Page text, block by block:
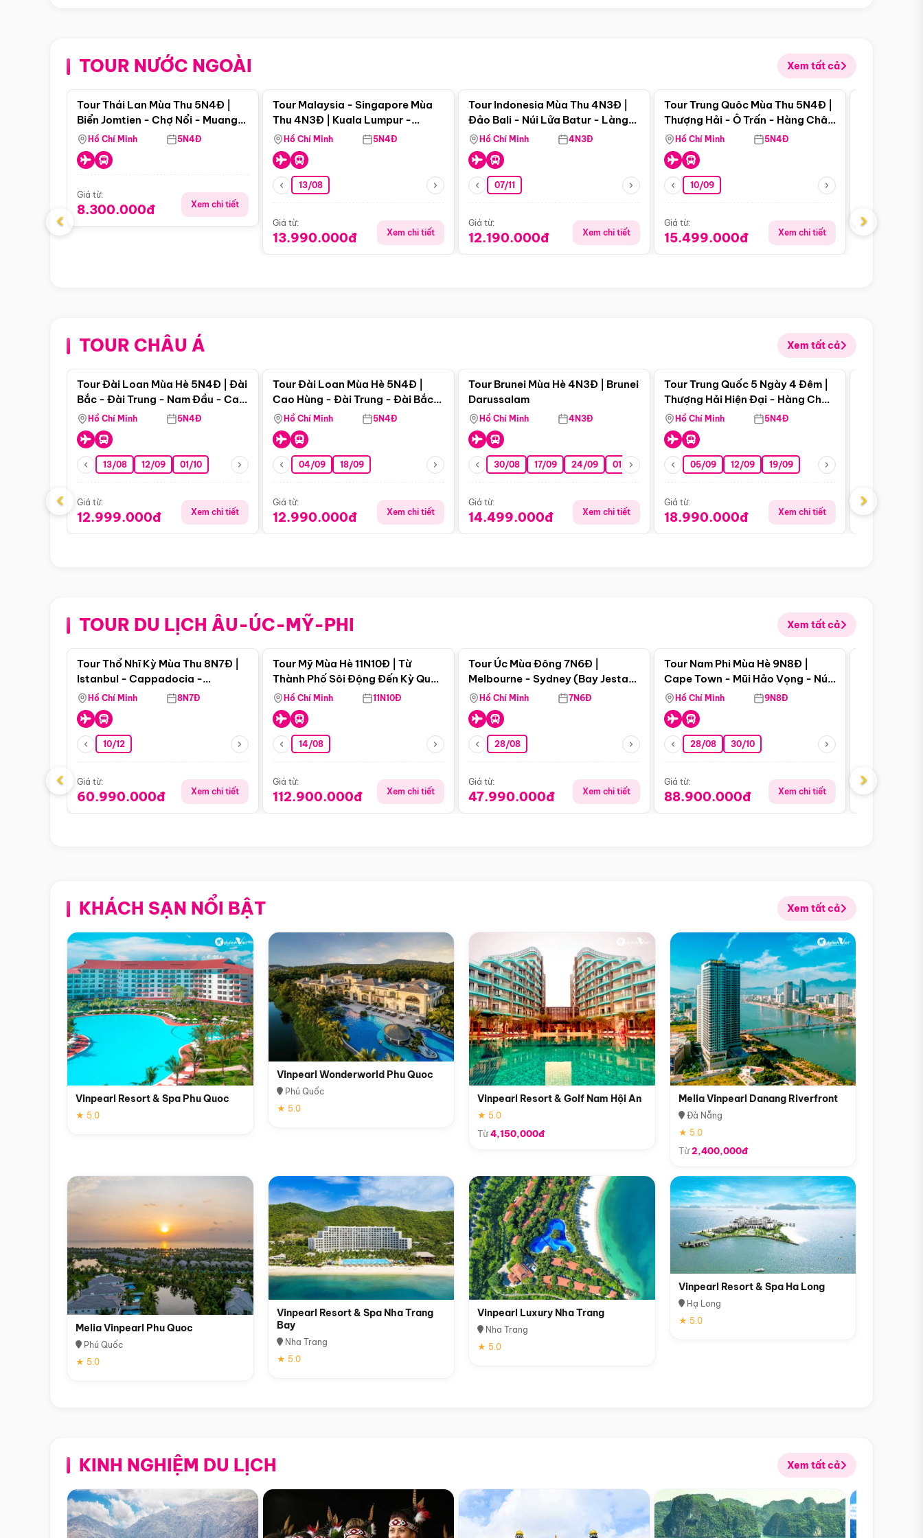
TOUR NƯỚC NGOÀI Xem tất cả
Điểm nổi bật
Tour Thái Lan Mùa Thu 5N4Đ |
Biển Jomtien - Chợ Nổi - Muang
Boran - Suanthai (Bay Vietnam
Airlines)
Hồ Chí Minh 5N4Đ
Giá từ:
8.300.000đ Xem chi tiết
Tour Malaysia - Singapore Mùa
Thu 4N3Đ | Kuala Lumpur -
Malacca - Johor Baru -
Singapore
Hồ Chí Minh 5N4Đ
13/08
Giá từ:
13.990.000đ Xem chi tiết
Tour Indonesia Mùa Thu 4N3Đ |
Đảo Bali - Núi Lửa Batur - Làng
Penglipuran
Hồ Chí Minh 4N3Đ
07/11
Giá từ:
12.190.000đ Xem chi tiết
Điểm nổi bật
Tour Trung Quôc Mùa Thu 5N4Đ |
Thượng Hải - Ô Trấn - Hàng Châu
(Tour Không Shopping)
Hồ Chí Minh 5N4Đ
10/09
Giá từ:
15.499.000đ Xem chi tiết
‹ ›
TOUR CHÂU Á Xem tất cả
Điểm nổi bật
Tour Đài Loan Mùa Hè 5N4Đ | Đài
Bắc - Đài Trung - Nam Đầu - Cao
Hùng ( Bay Vn)
Hồ Chí Minh 5N4Đ
13/08 12/09 01/10
Giá từ:
12.999.000đ Xem chi tiết
Tour Đài Loan Mùa Hè 5N4Đ |
Cao Hùng - Đài Trung - Đài Bắc
(Bay Vj)
Hồ Chí Minh 5N4Đ
04/09 18/09
Giá từ:
12.990.000đ Xem chi tiết
Tour Brunei Mùa Hè 4N3Đ | Brunei
Darussalam
Hồ Chí Minh 4N3Đ
30/08 17/09 24/09 01/10 15/10 29/10
Giá từ:
14.499.000đ Xem chi tiết
Điểm nổi bật
Tour Trung Quốc 5 Ngày 4 Đêm |
Thượng Hải Hiện Đại - Hàng Châu
Nên Thơ - Ô Trấn Cổ Kính
Hồ Chí Minh 5N4Đ
05/09 12/09 19/09
Giá từ:
18.990.000đ Xem chi tiết
Giá từ:
‹ ›
TOUR DU LỊCH ÂU-ÚC-MỸ-PHI Xem tất cả
Điểm nổi bật
Tour Thổ Nhĩ Kỳ Mùa Thu 8N7Đ |
Istanbul - Cappadocia -
Pamukkale
Hồ Chí Minh 8N7Đ
10/12
Giá từ:
60.990.000đ Xem chi tiết
Tour Mỹ Mùa Hè 11N10Đ | Từ
Thành Phố Sôi Động Đến Kỳ Quan
Thiên Nhiên Mỹ
Hồ Chí Minh 11N10Đ
14/08
Giá từ:
112.900.000đ Xem chi tiết
Tour Úc Mùa Đông 7N6Đ |
Melbourne - Sydney (Bay Jestar
Airways)
Hồ Chí Minh 7N6Đ
28/08
Giá từ:
47.990.000đ Xem chi tiết
Điểm nổi bật
Tour Nam Phi Mùa Hè 9N8Đ |
Cape Town - Mũi Hảo Vọng - Núi
Bàn - Johannesburg - Pretoria -
Safari - Lodge
Hồ Chí Minh 9N8Đ
28/08 30/10
Giá từ:
88.900.000đ Xem chi tiết
Giá từ:
‹ ›
KHÁCH SẠN NỔI BẬT Xem tất cả
Vinpearl Resort & Spa Phu Quoc
★ 5.0
Vinpearl Wonderworld Phu Quoc
Phú Quốc
★ 5.0
Vinpearl Resort & Golf Nam Hội An
★ 5.0
Từ4,150,000đ
Melia Vinpearl Danang Riverfront
Đà Nẵng
★ 5.0
Từ2,400,000đ
Melia Vinpearl Phu Quoc
Phú Quốc
★ 5.0
Vinpearl Resort & Spa Nha Trang
Bay
Nha Trang
★ 5.0
Vinpearl Luxury Nha Trang
Nha Trang
★ 5.0
Vinpearl Resort & Spa Ha Long
Hạ Long
★ 5.0
KINH NGHIỆM DU LỊCH Xem tất cả